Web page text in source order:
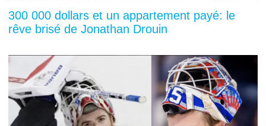
300 000 dollars et un appartement payé: le
rêve brisé de Jonathan Drouin